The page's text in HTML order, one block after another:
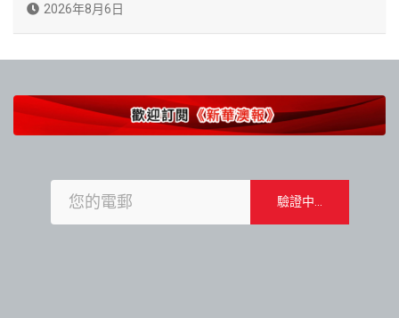
2026年8月6日